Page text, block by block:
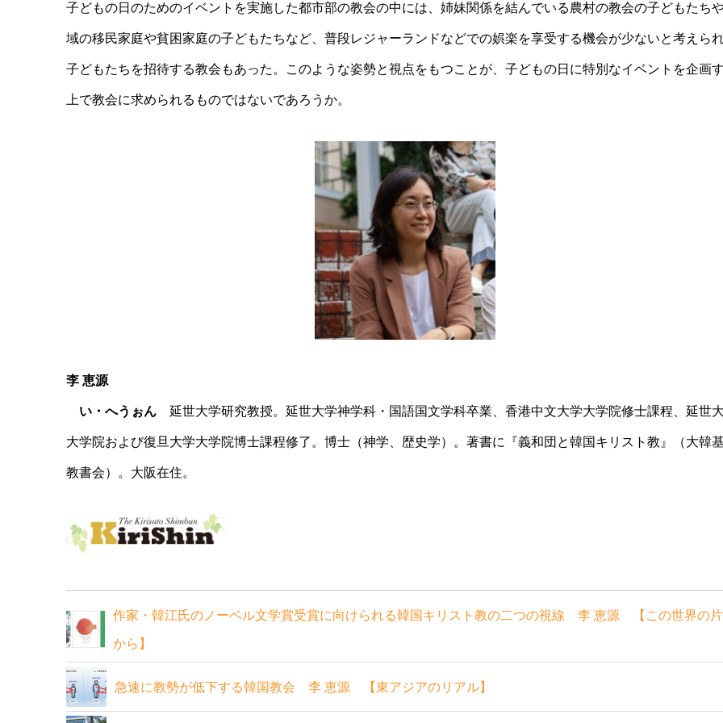
子どもの日のためのイベントを実施した都市部の教会の中には、姉妹関係を結んでいる農村の教会の子どもたち
域の移民家庭や貧困家庭の子どもたちなど、普段レジャーランドなどでの娯楽を享受する機会が少ないと考えら
子どもたちを招待する教会もあった。このような姿勢と視点をもつことが、子どもの日に特別なイベントを企画
上で教会に求められるものではないであろうか。
李 恵源
い・へうぉん 延世大学研究教授。延世大学神学科・国語国文学科卒業、香港中文大学大学院修士課程、延世
大学院および復旦大学大学院博士課程修了。博士（神学、歴史学）。著書に『義和団と韓国キリスト教』（大韓
教書会）。大阪在住。
作家・韓江氏のノーベル文学賞受賞に向けられる韓国キリスト教の二つの視線 李 恵源 【この世界の
から】
急速に教勢が低下する韓国教会 李 恵源 【東アジアのリアル】